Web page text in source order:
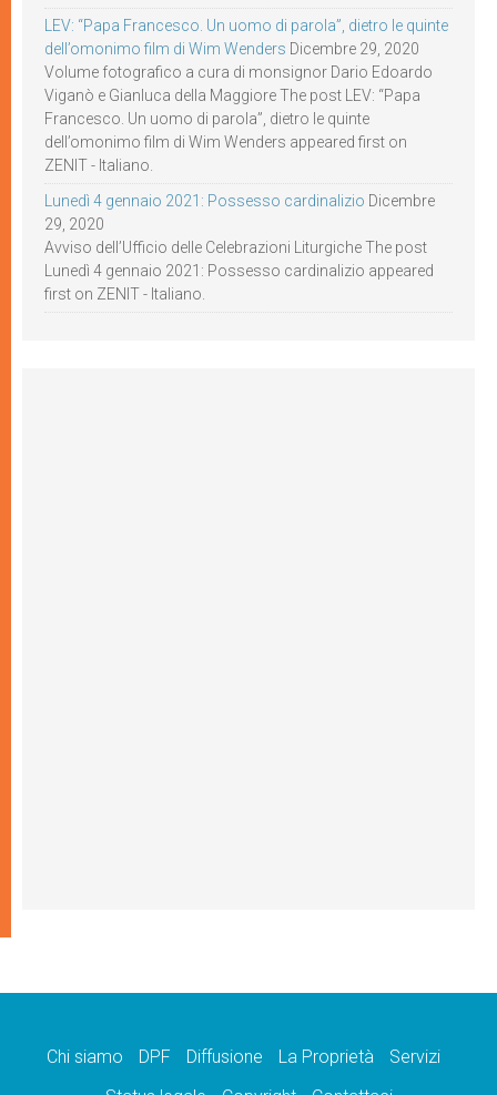
LEV: “Papa Francesco. Un uomo di parola”, dietro le quinte
dell’omonimo film di Wim Wenders Dicembre 29, 2020
Volume fotografico a cura di monsignor Dario Edoardo
Viganò e Gianluca della Maggiore The post LEV: “Papa
Francesco. Un uomo di parola”, dietro le quinte
dell’omonimo film di Wim Wenders appeared first on
ZENIT - Italiano.
Lunedì 4 gennaio 2021: Possesso cardinalizio Dicembre
29, 2020
Avviso dell’Ufficio delle Celebrazioni Liturgiche The post
Lunedì 4 gennaio 2021: Possesso cardinalizio appeared
first on ZENIT - Italiano.
Chi siamo DPF Diffusione La Proprietà
Servizi